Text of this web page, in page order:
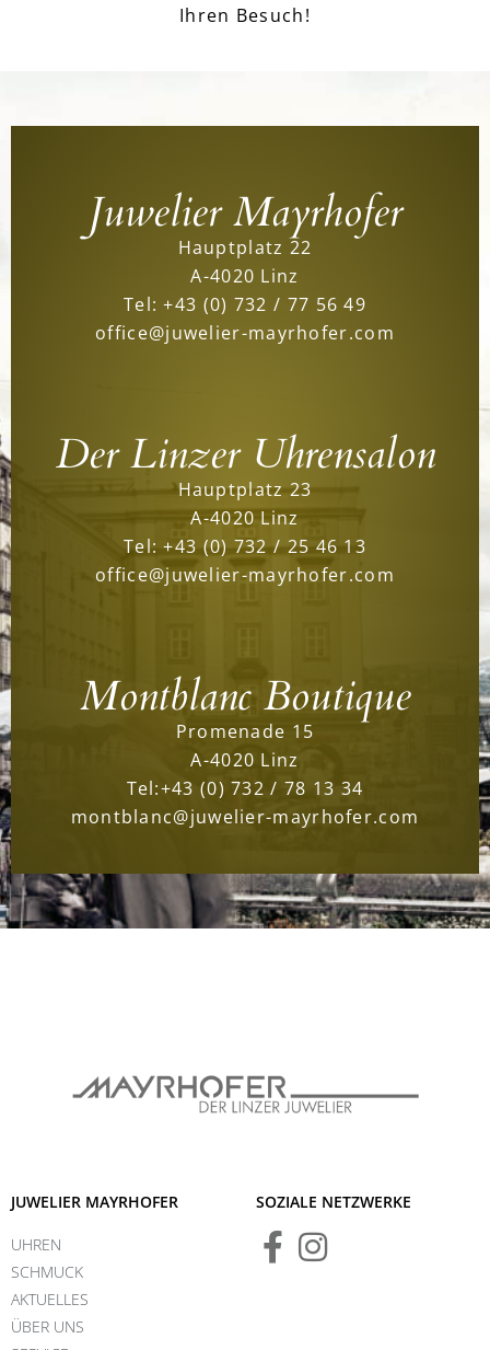
Ihren Besuch!
Juwelier Mayrhofer
Hauptplatz 22
A-4020 Linz
Tel:+43 (0) 732 / 77 56 49
office@juwelier-mayrhofer.com
Der Linzer Uhrensalon
Hauptplatz 23
A-4020 Linz
Tel:+43 (0) 732 / 25 46 13
office@juwelier-mayrhofer.com
Montblanc Boutique
Promenade 15
A-4020 Linz
Tel:+43 (0) 732 / 78 13 34
montblanc@juwelier-mayrhofer.com
JUWELIER MAYRHOFER
UHREN
SCHMUCK
AKTUELLES
ÜBER UNS
SOZIALE NETZWERKE